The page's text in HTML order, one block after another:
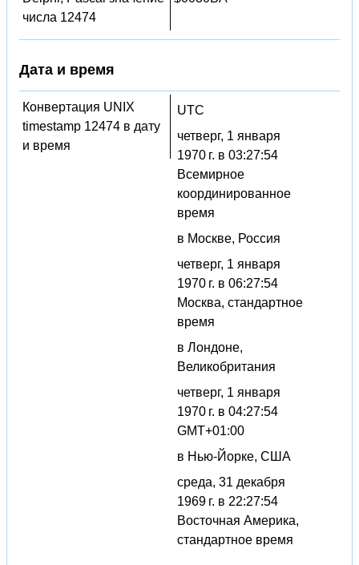
числа 12474
Дата и время
Конвертация UNIX
timestamp 12474 в дату
и время
UTC
четверг, 1 января
1970 г. в 03:27:54
Всемирное
координированное
время
в Москве, Россия
четверг, 1 января
1970 г. в 06:27:54
Москва, стандартное
время
в Лондоне,
Великобритания
четверг, 1 января
1970 г. в 04:27:54
GMT+01:00
в Нью-Йорке, США
среда, 31 декабря
1969 г. в 22:27:54
Восточная Америка,
стандартное время